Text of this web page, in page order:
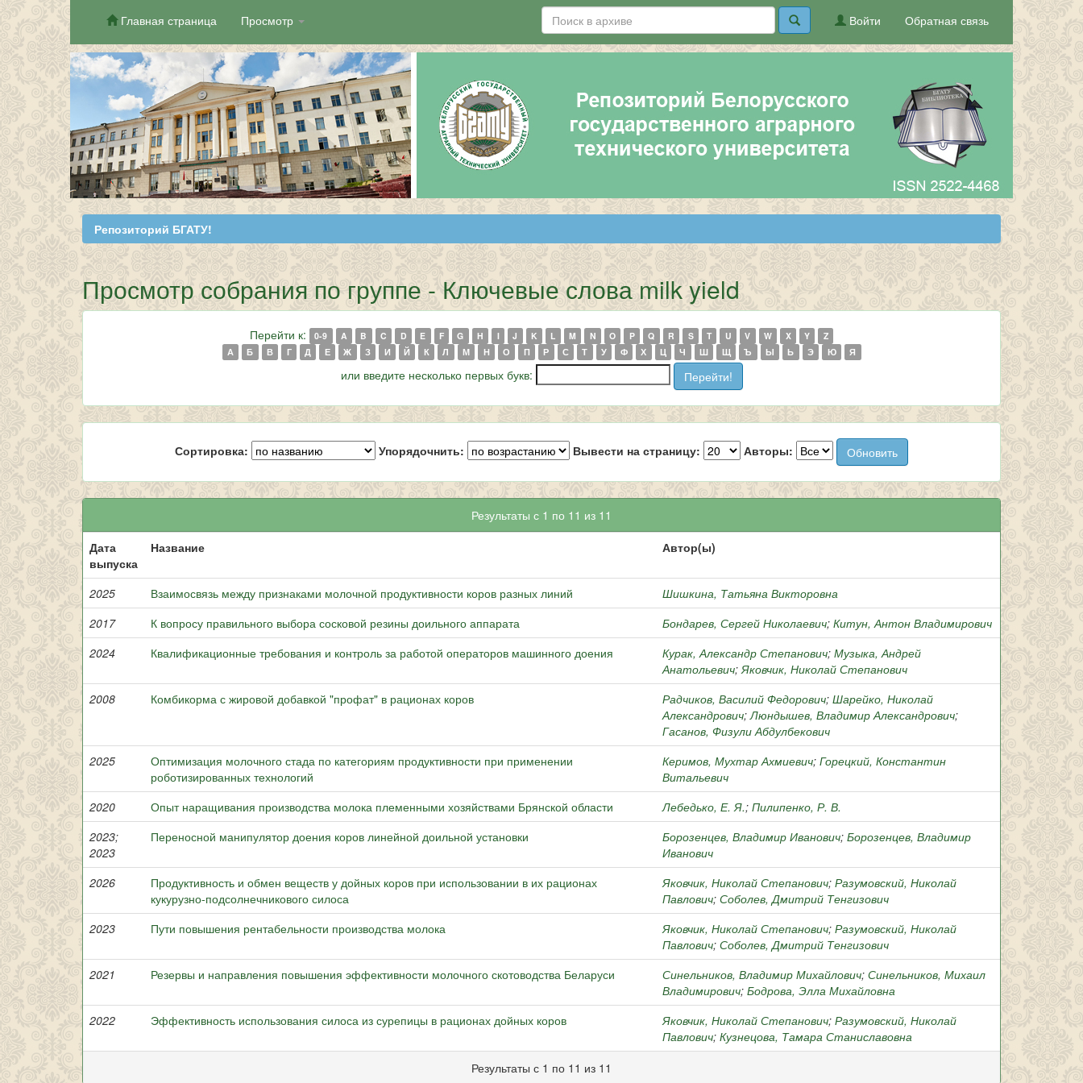
Skip
navigation
Главная страница Просмотр Обратная связь
Войти
Репозиторий БГАТУ!
Просмотр собрания по группе - Ключевые слова milk yield
Перейти к: 0-9 A B C D E F G H I J K L M N O P Q R S T U V W X Y
Z
А
Б В Г Д Е Ж З И Й К Л М Н О П Р С Т У Ф Х Ц Ч Ш Щ Ъ Ы Ь Э Ю Я
или введите несколько первых букв:
Сортировка: Упорядочнить: Вывести на страницу: Авторы:
Результаты с 1 по 11 из 11
Дата
выпуска
Название Автор(ы)
2025 Взаимосвязь между признаками молочной продуктивности коров разных линий
Шишкина, Татьяна Викторовна
2017
К вопросу правильного выбора сосковой резины доильного аппарата Бондарев, Сергей Николаевич; Китун, Антон Владимирович
2024
Квалификационные требования и контроль за работой операторов машинного доения Курак, Александр Степанович; Музыка, Андрей
Анатольевич;Яковчик, Николай Степанович
2008
Комбикорма с жировой добавкой "профат" в рационах коров Радчиков, Василий Федорович; Шарейко, Николай
Александрович;Люндышев, Владимир Александрович;
Гасанов, Физули Абдулбекович
2025
Оптимизация молочного стада по категориям продуктивности при применении
роботизированных технологий
Керимов, Мухтар Ахмиевич; Горецкий, Константин
Витальевич
2020
Опыт наращивания производства молока племенными хозяйствами Брянской области Лебедько, Е. Я.; Пилипенко, Р. В.
2023;
2023
Переносной манипулятор доения коров линейной доильной установки Борозенцев, Владимир Иванович; Борозенцев, Владимир
Иванович
2026
Продуктивность и обмен веществ у дойных коров при использовании в их рационах
кукурузно-подсолнечникового силоса
Яковчик, Николай Степанович; Разумовский, Николай
Павлович; Соболев, Дмитрий Тенгизович
2023
Пути повышения рентабельности производства молока Яковчик, Николай Степанович; Разумовский, Николай
Павлович; Соболев, Дмитрий Тенгизович
2021
Резервы и направления повышения эффективности молочного скотоводства Беларуси Синельников, Владимир Михайлович; Синельников, Михаил
Владимирович; Бодрова, Элла Михайловна
2022
Эффективность использования силоса из сурепицы в рационах дойных коров Яковчик, Николай Степанович; Разумовский, Николай
Павлович; Кузнецова, Тамара Станиславовна
Результаты с 1 по 11 из 11